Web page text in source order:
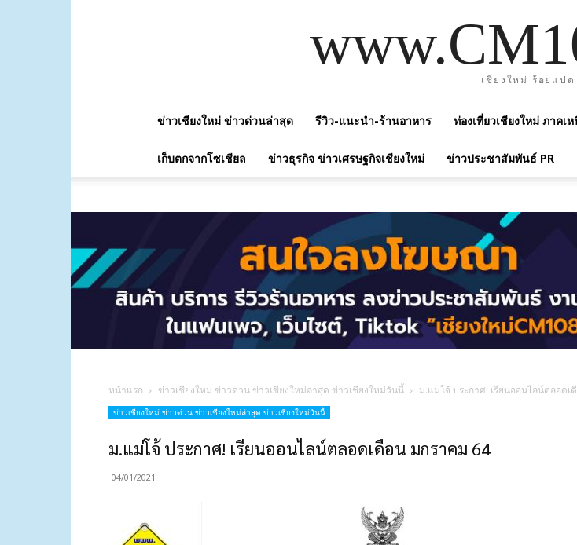
เชียงใหม่ ร้อยแปด
ข่าวเชียงใหม่ ข่าวด่วนล่าสุด รีวิว-แนะนำ-ร้านอาหาร ท่องเที่ยวเชียงใหม่ ภาคเ
เก็บตกจากโซเชียล ข่าวธุรกิจ ข่าวเศรษฐกิจเชียงใหม่ ข่าวประชาสัมพันธ์ PR
หน้าแรก ข่าวเชียงใหม่ ข่าวด่วน ข่าวเชียงใหม่ล่าสุด ข่าวเชียงใหม่วันนี้ ม.แม่โจ้ ประกาศ! เรียนออนไลน์ตลอดเ
ข่าวเชียงใหม่ ข่าวด่วน ข่าวเชียงใหม่ล่าสุด ข่าวเชียงใหม่วันนี้
ม.แม่โจ้ ประกาศ! เรียนออนไลน์ตลอดเดือน มกราคม 64
04/01/2021